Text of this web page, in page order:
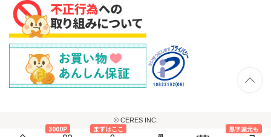
3000P まずはここ 黒字還元も
© CERES INC.